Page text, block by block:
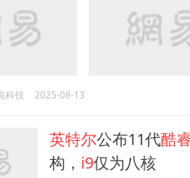
科技 2025-08-13
英特尔公布11代酷
构， i9仅为八核